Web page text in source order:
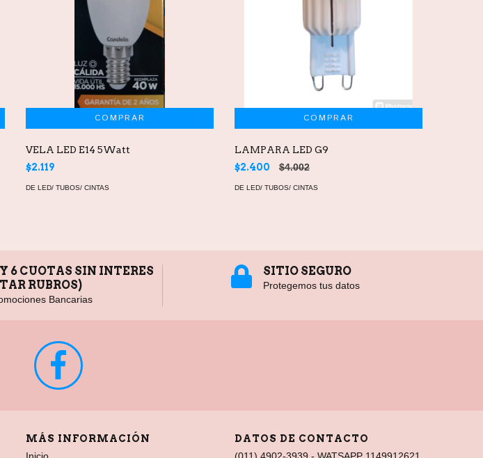
VELA LED E14 5Watt
$2.119
DE LED/ TUBOS/ CINTAS
LAMPARA LED G9
$2.400
$4.002
DE LED/ TUBOS/ CINTAS
6 CUOTAS SIN INTERES
RUBROS)
Bancarias
SITIO SEGURO
Protegemos tus datos
MÁS INFORMACIÓN
DATOS DE CONTACTO